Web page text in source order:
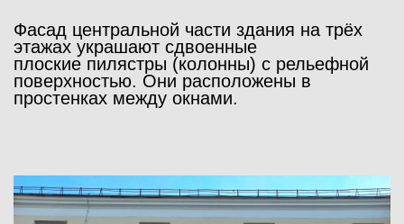
Фасад центральной части здания на трёх
этажах украшают сдвоенные
плоские пилястры (колонны) с рельефной
поверхностью. Они расположены в
простенках между окнами.